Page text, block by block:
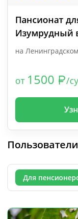
Пансионат
Изумрудный
на
от 1500 /
Для